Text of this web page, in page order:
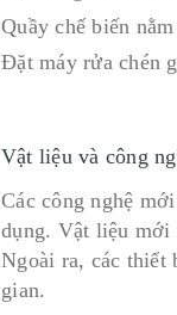
Quầy chế biến
Đặt máy rửa chén
Vật liệu và công
Các công nghệ
dụng. Vật liệu mới
Ngoài ra, các thiết
gian.